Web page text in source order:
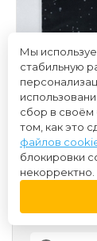
120 ₽
Мы
стабильную
сбор в
том, как это
файлов
блокировки
некорректно.